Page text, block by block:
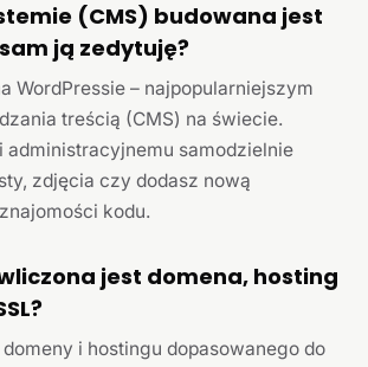
(CMS) budowana jest
ją zedytuję?
WordPressie – najpopularniejszym
treścią (CMS) na świecie.
administracyjnemu samodzielnie
zdjęcia czy dodasz nową
kodu.
jest domena, hosting
i hostingu dopasowanego do